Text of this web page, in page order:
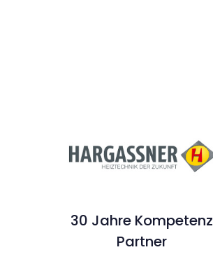
30 Jahre Kompetenz
Partner